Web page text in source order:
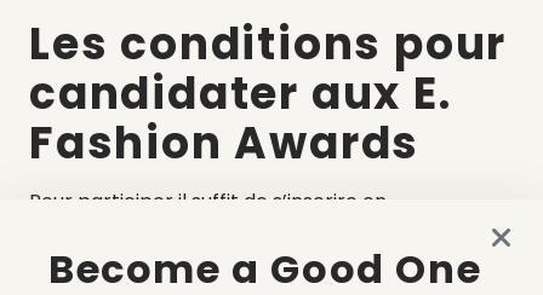
Les conditions pour
candidater aux E.
Fashion Awards
Pour participer il suffit de s’inscrire en
téléchargeant le dossier de candidature sur le site
efashionawards.com.
Become a Good One